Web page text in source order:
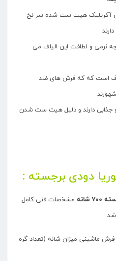
آکریلیک هیت ست شده سر نخ
نرمی و لطافت این الیاف می
است که که فرش های ضد
جذابی دارند و دلیل هیت ست شدن
دودی برجسته :
مشخصات فنی کامل
ماشینی میزان شانه (تعداد گره